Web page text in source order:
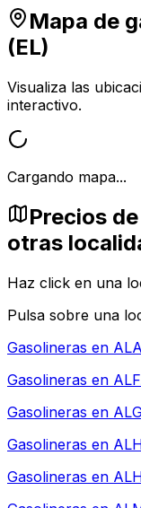
Mapa de
(EL)
Visualiza las
interactivo.
Cargando mapa...
Precios
otras
Haz click en una
Pulsa sobre una
Gasolineras en
Gasolineras en
Gasolineras en
Gasolineras en
Gasolineras en